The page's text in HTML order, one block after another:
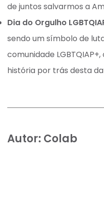
de juntos salvarmos a
Dia do Orgulho
sendo um símbolo de
comunidade
história por trás desta
Autor: Colab